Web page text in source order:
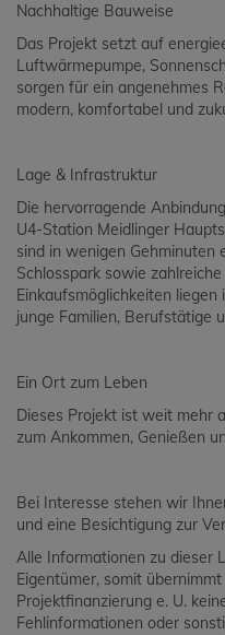
Nachhaltige Bauweise
Das Projekt setzt auf
Luftwärmepumpe,
sorgen für ein angenehmes
modern, komfortabel und
Lage & Infrastruktur
Die hervorragende
U4-Station Meidlinger
sind in wenigen Gehminuten
Schlosspark sowie
Einkaufsmöglichkeiten
junge Familien, Berufstätige
Ein Ort zum Leben
Dieses Projekt ist weit mehr
zum Ankommen, Genießen
Bei Interesse stehen wir
und eine Besichtigung zur
Alle Informationen zu dieser
Eigentümer, somit
Projektfinanzierung e. U.
Fehlinformationen oder